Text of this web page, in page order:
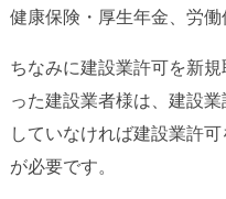
健康保険・厚生年金、労働
ちなみに建設業許可を新
った建設業者様は、建設
していなければ建設業許
が必要です。